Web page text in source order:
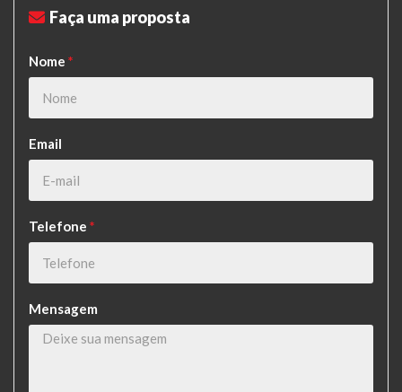
Faça uma proposta
Nome *
Email
Telefone *
Mensagem